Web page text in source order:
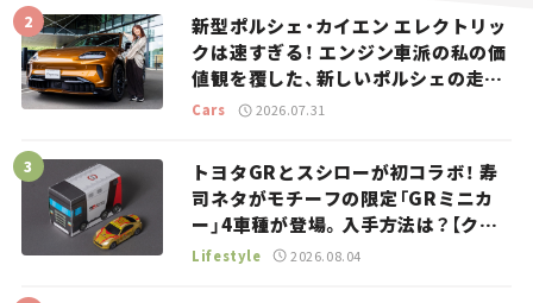
新型ポルシェ・カイエン エレクトリッ
クは速すぎる！ エンジン車派の私の価
値観を覆した、新しいポルシェの走
り。
Cars 2026.07.31
トヨタGRとスシローが初コラボ！ 寿
司ネタがモチーフの限定「GRミニカ
ー」4車種が登場。入手方法は？【クル
マとホビー】
Lifestyle 2026.08.04